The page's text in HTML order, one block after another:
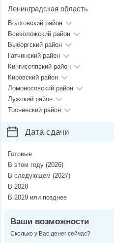
Ленинградская область
Волховский район
Всеволожский район
Выборгский район
Гатчинский район
Кингисеппский район
Кировский район
Ломоносовский район
Лужский район
Тосненский район
Дата сдачи
Готовые
В этом году (2026)
В следующем (2027)
В 2028
В 2029 или позднее
Ваши возможности
Сколько у Вас денег сейчас?